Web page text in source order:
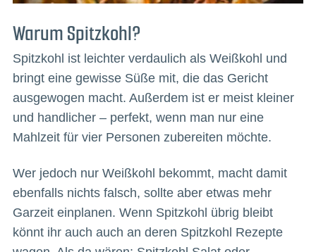
Warum Spitzkohl?
Spitzkohl ist leichter verdaulich als Weißkohl und
bringt eine gewisse Süße mit, die das Gericht
ausgewogen macht. Außerdem ist er meist kleiner
und handlicher – perfekt, wenn man nur eine
Mahlzeit für vier Personen zubereiten möchte.
Wer jedoch nur Weißkohl bekommt, macht damit
ebenfalls nichts falsch, sollte aber etwas mehr
Garzeit einplanen. Wenn Spitzkohl übrig bleibt
könnt ihr auch auch an deren Spitzkohl Rezepte